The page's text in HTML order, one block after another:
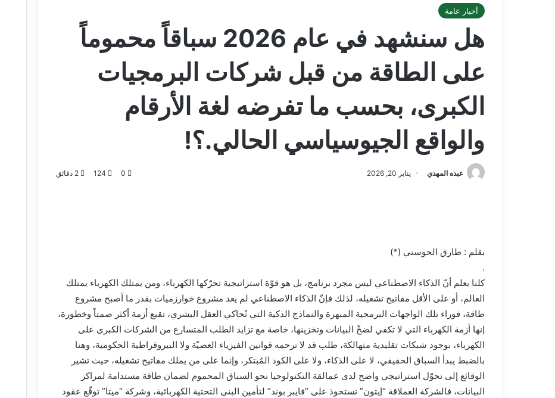
أخبار عامة
هل سنشهد في عام 2026 سباقاً محموماً
على الطاقة من قبل شركات البرمجيات
الكبرى، بحسب ما تفرضه لغة الأرقام
والواقع الجيوسياسي الحالي.؟!
عبده المهدي يناير 20, 2026 0
124
بقلم : طارق الحوسني (*)
.
كلنا يعلم أنّ الذكاء الاصطناعي ليس مجرد برنامج، بل هو قوّة استراتيجية تحرّكها الكهرباء، ومن يمتلك الكهرباء يمتلك
العالم، أو على الأقل مفاتيح تشغيله، لذلك فإنّ الذكاء الاصطناعي لم يعد مشروع خوارزميات بقدر ما أصبح مشروع
طاقة، فوراء تلك الواجهات البرمجية المبهرة والنماذج الذكية التي تُحاكي العقل البشري، تقبع أزمة أكثر صمتاً وخطورة،
إنها أزمة الكهرباء التي لا تكفي لضخّ البيانات وتخزينها، خاصة مع تزايد الطلب المتسارع من الشركات الكبرى على
الكهرباء، بوجود شبكات تقليدية متهالكة، طلب قد لا ترحمه قوانين الفيزياء العصيّة ولا البيروقراطية الحكومية، وهنا
بالضبط يبدأ السباق الحقيقي، لا على الذكاء، ولا على الكود المُبتكر، وإنما على من يملك مفاتيح تشغيله، حيث تشير
الوقائع إلى تحوّل استراتيجي واضح لدى عمالقة التكنولوجيا نحو السباق المحموم لضمان طاقة مستدامة لمراكز
البيانات، فالشركة العملاقة “إيتون” تستحوذ على “فايبر بوند” لتأمين البنى التحتية الكهربائية، وشركة “ميتا” توقّع عقود